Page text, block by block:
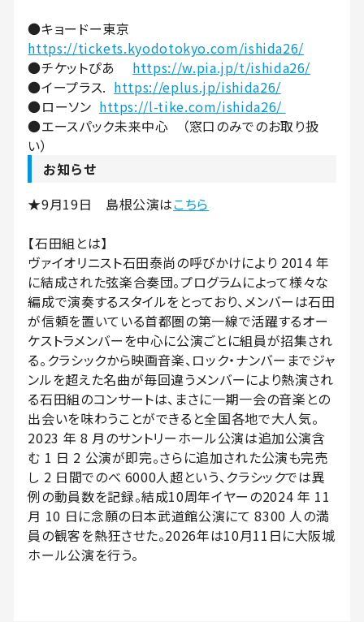
●キョードー東京
https://tickets.kyodotokyo.com/ishida26/
●チケットぴあ https://w.pia.jp/t/ishida26/
●イープラス. https://eplus.jp/ishida26/
●ローソン https://l-tike.com/ishida26/
●エースパック未来中心 （窓口のみでのお取り扱
い）
お知らせ
★9月19日 島根公演はこちら
【石田組とは】
ヴァイオリニスト⽯⽥泰尚の呼びかけにより 2014 年
に結成された弦楽合奏団。プログラムによって様々な
編成で演奏するスタイルをとっており、メンバーは石田
が信頼を置いている首都圏の第一線で活躍するオー
ケストラメンバーを中心に公演ごとに組員が招集され
る。クラシックから映画⾳楽、ロック・ナンバーまでジャ
ンルを超えた名曲が毎回違うメンバーにより熱演され
る⽯⽥組のコンサートは、まさに⼀期⼀会の⾳楽との
出会いを味わうことができると全国各地で⼤⼈気。
2023 年 8 ⽉のサントリーホール公演は追加公演含
む 1 ⽇ 2 公演が即完。さらに追加された公演も完売
し 2 ⽇間でのべ 6000⼈超という、クラシックでは異
例の動員数を記録。結成10周年イヤーの2024 年 11
⽉ 10 ⽇に念願の⽇本武道館公演にて 8300 ⼈の満
員の観客を熱狂させた。2026年は10月11日に大阪城
ホール公演を行う。